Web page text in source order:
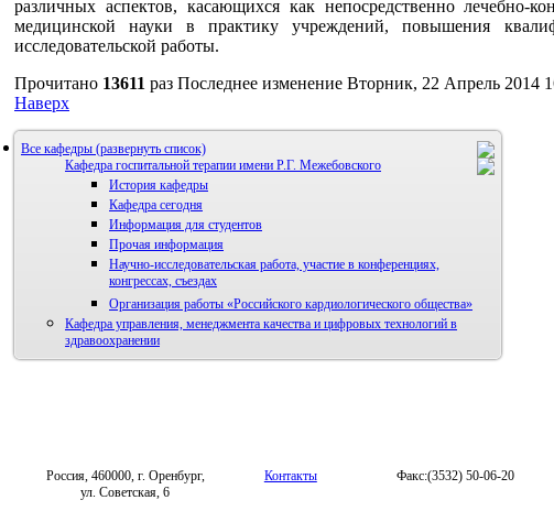
различных аспектов, касающихся как непосредственно лечебно-
медицинской науки в практику учреждений, повышения
исследовательской работы.
Прочитано 13611 раз Последнее изменение Вторник, 22 Апрель 2014
Наверх
Все кафедры
Кафедра госпитальной терапии имени Р.Г. Межебовского
История кафедры
Кафедра сегодня
Информация для студентов
Прочая информация
Научно-исследовательская работа, участие в конференциях,
конгрессах, съездах
Организация работы «Российского кардиологического общества»
Кафедра управления, менеджмента качества и цифровых технологий в
здравоохранении
Россия, 460000, г. Оренбург,
ул. Советская, 6
Контакты Факс:(3532) 50-06-20